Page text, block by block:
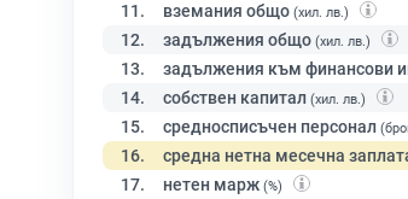
11. вземания общо (хил. лв.)
12. задължения общо (хил. лв.)
13. задължения към финансови
14. собствен капитал (хил. лв.)
15. средносписъчен персонал
16. средна нетна месечна
17. нетен марж (%)